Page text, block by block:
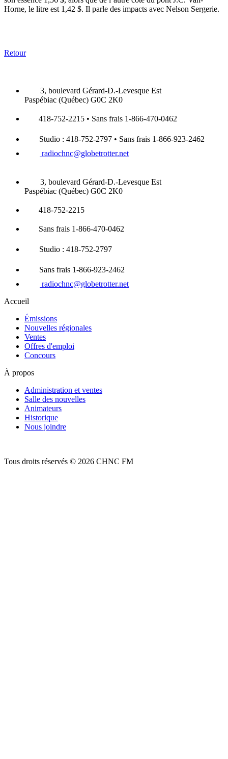
Horne, le litre est 1,42 $. Il parle des impacts avec Nelson Sergerie.
Retour
3, boulevard Gérard-D.-Levesque Est
Paspébiac (Québec) G0C 2K0
418-752-2215 • Sans frais 1-866-470-0462
Studio : 418-752-2797 • Sans frais 1-866-923-2462
radiochnc@globetrotter.net
3, boulevard Gérard-D.-Levesque Est
Paspébiac (Québec) G0C 2K0
418-752-2215
Sans frais 1-866-470-0462
Studio : 418-752-2797
Sans frais 1-866-923-2462
radiochnc@globetrotter.net
Accueil
Émissions
Nouvelles régionales
Ventes
Offres d'emploi
Concours
À propos
Administration et ventes
Salle des nouvelles
Animateurs
Historique
Nous joindre
Tous droits réservés © 2026 CHNC FM